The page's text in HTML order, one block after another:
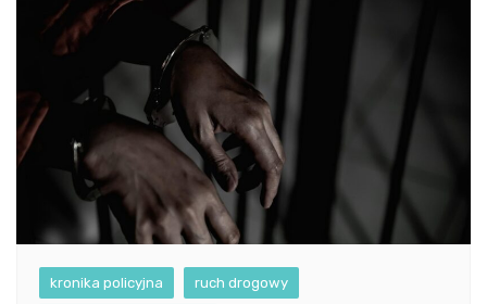
kronika policyjna ruch drogowy